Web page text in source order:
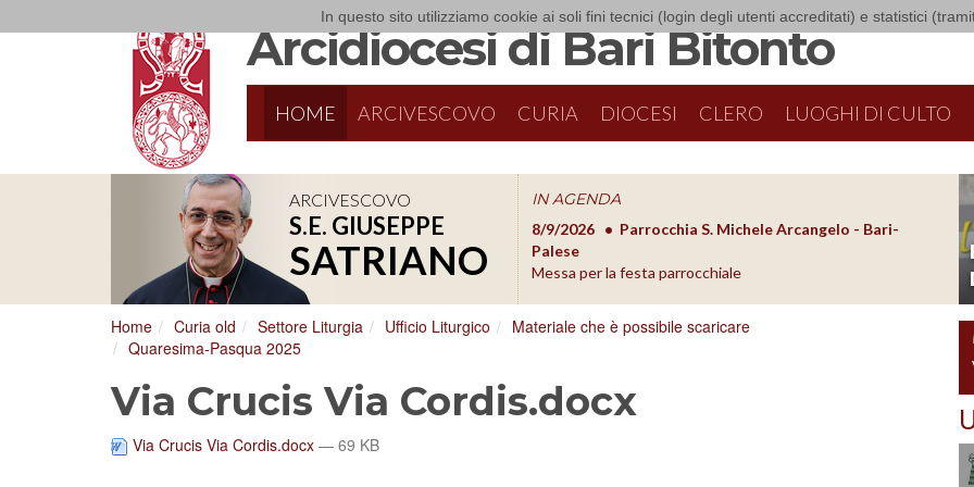
In questo sito utilizziamo cookie ai soli fini tecnici (login degli utenti accreditati) e statistici
Arcidiocesi di Bari Bitonto
HOME ARCIVESCOVO CURIA DIOCESI CLERO LUOGHI DI CULTO
ARCIVESCOVO
S.E. GIUSEPPE
SATRIANO
IN AGENDA
8/17/2026
Conversano
Conferenza Episcopale Pugliese
8/9/2026
Parrocchia S. Michele Arcangelo - Bari-
Palese
Messa per la festa parrocchiale
8/10/
Home Curia old Settore Liturgia Ufficio Liturgico
Materiale che è possibile scaricare
Quaresima-Pasqua 2025
Via Crucis Via Cordis.docx
Via Crucis Via Cordis.docx — 69 KB